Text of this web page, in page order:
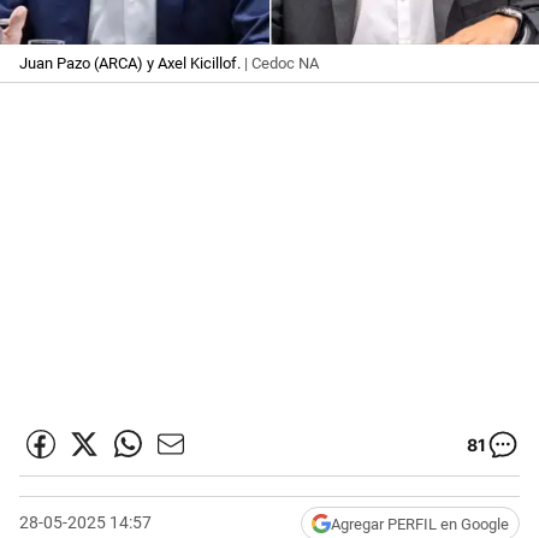
Juan Pazo (ARCA) y Axel Kicillof. | Cedoc NA
81
28-05-2025 14:57 Agregar PERFIL en Google